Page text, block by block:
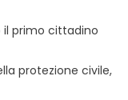
il primo cittadino
protezione civile,